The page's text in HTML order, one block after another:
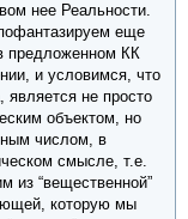
нее Реальности.
еще
предложенном КК
и условимся, что
является не просто
объектом, но
числом, в
смысле, т.е.
из “вещественной”
которую мы